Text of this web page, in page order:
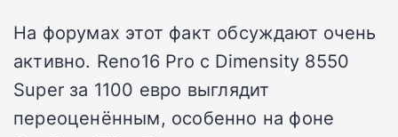
На форумах этот факт обсуждают очень
активно. Reno16 Pro с Dimensity 8550
Super за 1100 евро выглядит
переоценённым, особенно на фоне